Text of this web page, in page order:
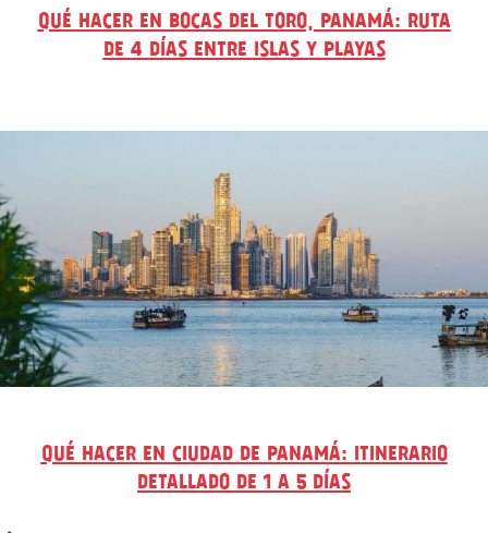
QUÉ HACER EN BOCAS DEL TORO, PANAMÁ: RUTA
DE 4 DÍAS ENTRE ISLAS Y PLAYAS
QUÉ HACER EN CIUDAD DE PANAMÁ: ITINERARIO
DETALLADO DE 1 A 5 DÍAS